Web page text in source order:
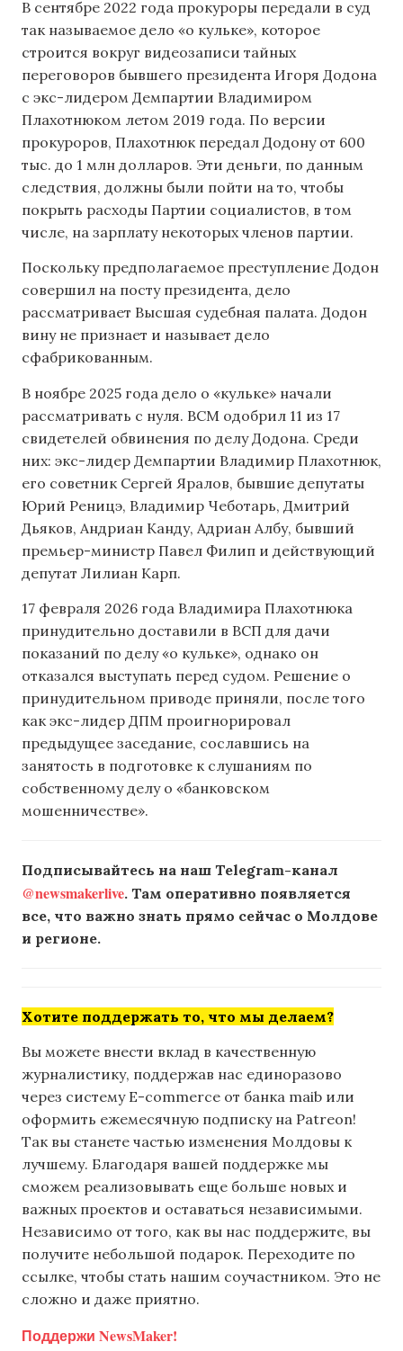
В сентябре 2022 года прокуроры передали в суд
так называемое дело «о кульке», которое
строится вокруг видеозаписи тайных
переговоров бывшего президента Игоря Додона
с экс-лидером Демпартии Владимиром
Плахотнюком летом 2019 года. По версии
прокуроров, Плахотнюк передал Додону от 600
тыс. до 1 млн долларов. Эти деньги, по данным
следствия, должны были пойти на то, чтобы
покрыть расходы Партии социалистов, в том
числе, на зарплату некоторых членов партии.
Поскольку предполагаемое преступление Додон
совершил на посту президента, дело
рассматривает Высшая судебная палата. Додон
вину не признает и называет дело
сфабрикованным.
В ноябре 2025 года дело о «кульке» начали
рассматривать с нуля. ВСМ одобрил 11 из 17
свидетелей обвинения по делу Додона. Среди
них: экс-лидер Демпартии Владимир Плахотнюк,
его советник Сергей Яралов, бывшие депутаты
Юрий Реницэ, Владимир Чеботарь, Дмитрий
Дьяков, Андриан Канду, Адриан Албу, бывший
премьер-министр Павел Филип и действующий
депутат Лилиан Карп.
17 февраля 2026 года Владимира Плахотнюка
принудительно доставили в ВСП для дачи
показаний по делу «о кульке», однако он
отказался выступать перед судом. Решение о
принудительном приводе приняли, после того
как экс-лидер ДПМ проигнорировал
предыдущее заседание, сославшись на
занятость в подготовке к слушаниям по
собственному делу о «банковском
мошенничестве».
Подписывайтесь на наш Telegram-канал
@newsmakerlive. Там оперативно появляется
все, что важно знать прямо сейчас о Молдове
и регионе.
Хотите поддержать то, что мы делаем?
Вы можете внести вклад в качественную
журналистику, поддержав нас единоразово
через систему E-commerce от банка maib или
оформить ежемесячную подписку на Patreon!
Так вы станете частью изменения Молдовы к
лучшему. Благодаря вашей поддержке мы
сможем реализовывать еще больше новых и
важных проектов и оставаться независимыми.
Независимо от того, как вы нас поддержите, вы
получите небольшой подарок. Переходите по
ссылке, чтобы стать нашим соучастником. Это не
сложно и даже приятно.
Поддержи NewsMaker!